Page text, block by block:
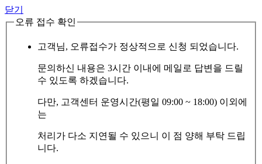
닫기
오류 접수 확인
고객님, 오류접수가 정상적으로 신청 되었습니다.
문의하신 내용은 3시간 이내에 메일로 답변을 드릴
수 있도록 하겠습니다.
다만, 고객센터 운영시간(평일 09:00 ~ 18:00) 이외에
는
처리가 다소 지연될 수 있으니 이 점 양해 부탁 드립
니다.